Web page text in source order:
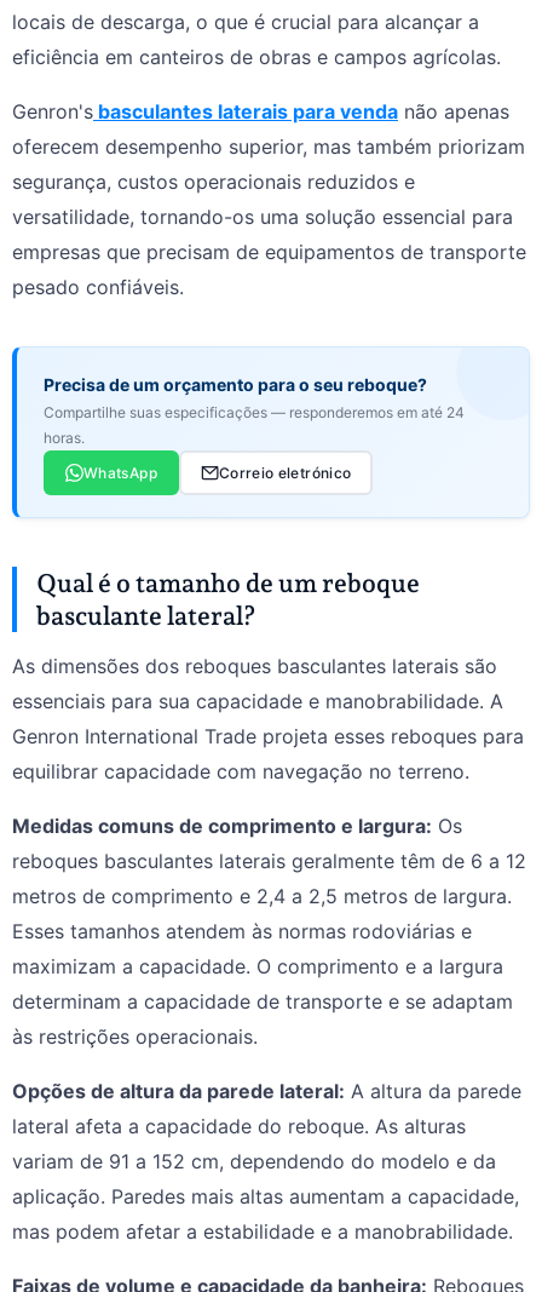
locais de descarga, o que é crucial para alcançar a
eficiência em canteiros de obras e campos agrícolas.
Genron's basculantes laterais para venda não apenas
oferecem desempenho superior, mas também priorizam
segurança, custos operacionais reduzidos e
versatilidade, tornando-os uma solução essencial para
empresas que precisam de equipamentos de transporte
pesado confiáveis.
Precisa de um orçamento para o seu reboque?
Compartilhe suas especificações — responderemos em até 24
horas.
WhatsApp
Correio eletrónico
Qual é o tamanho de um reboque
basculante lateral?
As dimensões dos reboques basculantes laterais são
essenciais para sua capacidade e manobrabilidade. A
Genron International Trade projeta esses reboques para
equilibrar capacidade com navegação no terreno.
Medidas comuns de comprimento e largura: Os
reboques basculantes laterais geralmente têm de 6 a 12
metros de comprimento e 2,4 a 2,5 metros de largura.
Esses tamanhos atendem às normas rodoviárias e
maximizam a capacidade. O comprimento e a largura
determinam a capacidade de transporte e se adaptam
às restrições operacionais.
Opções de altura da parede lateral: A altura da parede
lateral afeta a capacidade do reboque. As alturas
variam de 91 a 152 cm, dependendo do modelo e da
aplicação. Paredes mais altas aumentam a capacidade,
mas podem afetar a estabilidade e a manobrabilidade.
Faixas de volume e capacidade da banheira: Reboques